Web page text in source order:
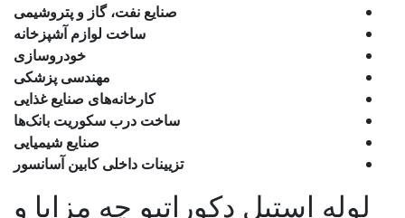
صنایع نفت، گاز و پتروشیمی
ساخت لوازم آشپزخانه
خودروسازی
مهندسی پزشکی
کارخانه‌های صنایع غذایی
ساخت درب سکوریت بانک‌ها
صنایع شیمیایی
تزیینات داخلی کابین آسانسور
لوله استیل دکوراتیو چه مزایا و